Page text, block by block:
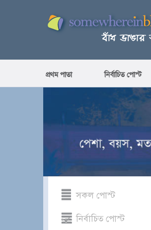
প্রথম পাতা নির্বাচিত পোস্ট
সকল পোস্ট
নির্বাচিত পোস্ট